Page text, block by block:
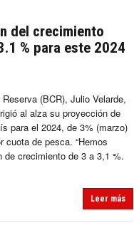
del crecimiento
% para este 2024
(BCR), Julio Velarde,
al alza su proyección de
para el 2024, de 3% (marzo)
cuota de pesca. “Hemos
de crecimiento de 3 a 3,1 %.
Leer más